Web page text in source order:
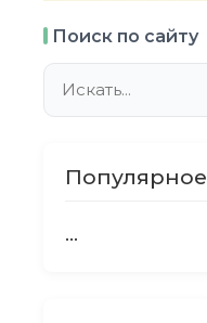
Поиск по сайту
Популярное
...